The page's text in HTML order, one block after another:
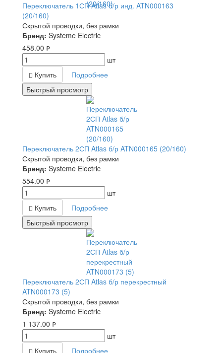
Переключатель 1СП Atlas б/р инд. ATN000163
(20/160)
Скрытой проводки, без рамки
Бренд: Systeme Electric
458.00 руб.
шт
Купить
Подробнее
Быстрый просмотр
Переключатель 2СП Atlas б/р ATN000165 (20/160)
Скрытой проводки, без рамки
Бренд: Systeme Electric
554.00 руб.
шт
Купить
Подробнее
Быстрый просмотр
Переключатель 2СП Atlas б/р перекрестный
ATN000173 (5)
Скрытой проводки, без рамки
Бренд: Systeme Electric
1 137.00 руб.
шт
Купить
Подробнее